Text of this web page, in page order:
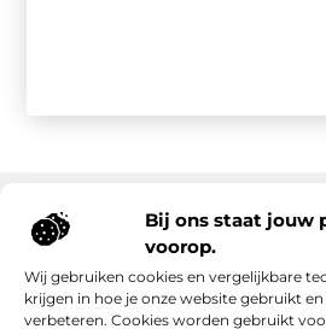
Bij ons staat jouw
voorop.
Wij gebruiken cookies en vergelijkbare
krijgen in hoe je onze website gebruikt
verbeteren. Cookies worden gebruikt
Onze informatie